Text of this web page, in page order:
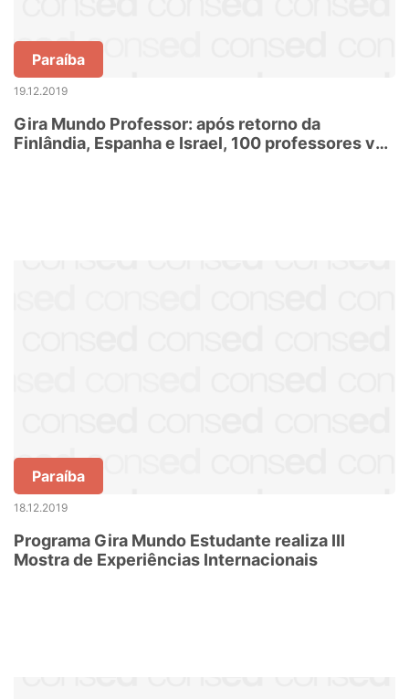
Paraíba
19.12.2019
Gira Mundo Professor: após retorno da
Finlândia, Espanha e Israel, 100 professores vão
Paraíba
18.12.2019
Programa Gira Mundo Estudante realiza III
Mostra de Experiências Internacionais